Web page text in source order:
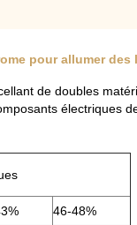
pour allumer des
de doubles
électriques
46-48%